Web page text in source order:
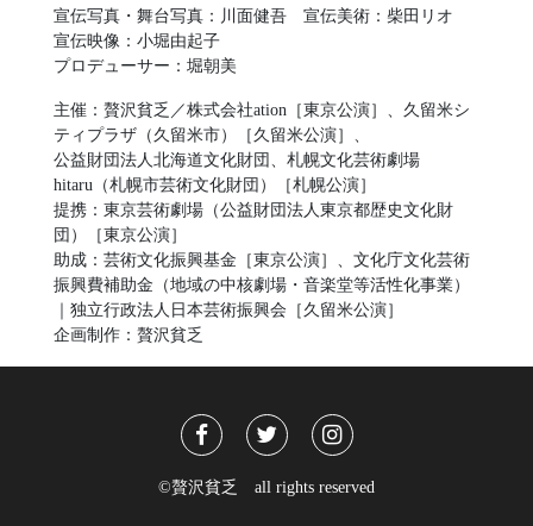
宣伝写真・舞台写真：川面健吾 宣伝美術：柴田リオ
宣伝映像：小堀由起子
プロデューサー：堀朝美
主催：贅沢貧乏／株式会社ation［東京公演］、久留米シ
ティプラザ（久留米市）［久留米公演］、
公益財団法人北海道文化財団、札幌文化芸術劇場
hitaru（札幌市芸術文化財団）［札幌公演］
提携：東京芸術劇場（公益財団法人東京都歴史文化財
団）［東京公演］
助成：芸術文化振興基金［東京公演］、文化庁文化芸術
振興費補助金（地域の中核劇場・音楽堂等活性化事業）
｜独立行政法人日本芸術振興会［久留米公演］
企画制作：贅沢貧乏
©贅沢貧乏 all rights reserved